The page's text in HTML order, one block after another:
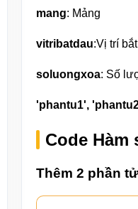
mang: Mảng
vitribatdau:Vị trí
soluongxoa: Số
'phantu1',
Code Hàm
Thêm 2 phần